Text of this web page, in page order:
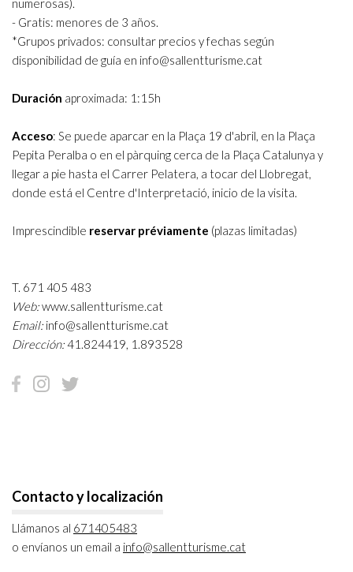
numerosas).
- Gratis: menores de 3 años.
*Grupos privados: consultar precios y fechas según
disponibilidad de guía en info@sallentturisme.cat
Duración aproximada: 1:15h
Acceso: Se puede aparcar en la Plaça 19 d'abril, en la Plaça
Pepita Peralba o en el pàrquing cerca de la Plaça Catalunya y
llegar a pie hasta el Carrer Pelatera, a tocar del Llobregat,
donde está el Centre d'Interpretació, inicio de la visita.
Imprescindible reservar préviamente (plazas limitadas)
T. 671 405 483
Web:www.sallentturisme.cat
Email: info@sallentturisme.cat
Dirección:41.824419, 1.893528
Contacto y localización
Llámanos al 671405483
o envíanos un email a info@sallentturisme.cat